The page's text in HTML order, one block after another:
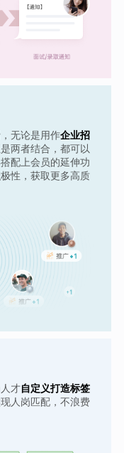
无论是用作企业招
两者结合，都可以
配上会员的延伸功
性，获取更多高质
才自定义打造标签
人岗匹配，不浪费